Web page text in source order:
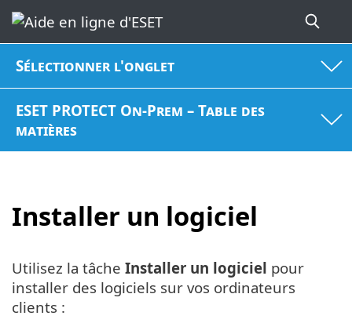
Sélectionner l'onglet
ESET PROTECT On-Prem – Table des
matières
Installer un logiciel
Utilisez la tâche Installer un logiciel pour
installer des logiciels sur vos ordinateurs
clients :